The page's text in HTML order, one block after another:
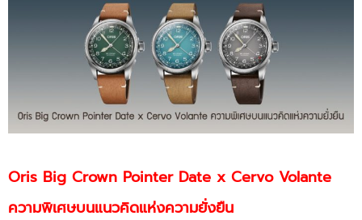
Oris Big Crown Pointer Date x Cervo Volante
ความพิเศษบนแนวคิดแห่งความยั่งยืน